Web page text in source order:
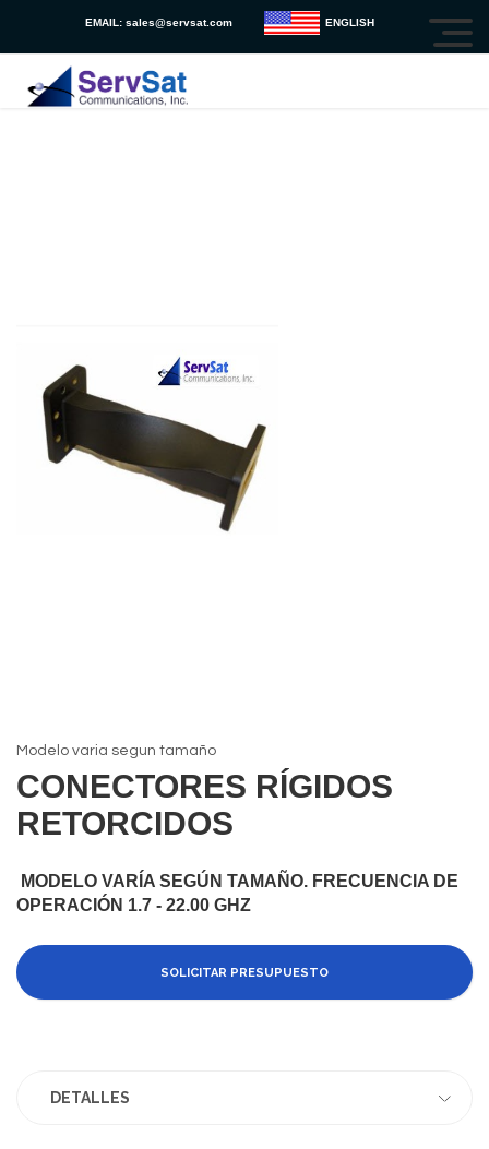
EMAIL: sales@servsat.com ENGLISH
Modelo varia segun tamaño
CONECTORES RÍGIDOS
RETORCIDOS
MODELO VARÍA SEGÚN TAMAÑO. FRECUENCIA DE
OPERACIÓN 1.7 - 22.00 GHZ
SOLICITAR PRESUPUESTO
DETALLES